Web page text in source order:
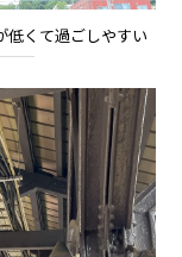
くて過ごしやすい